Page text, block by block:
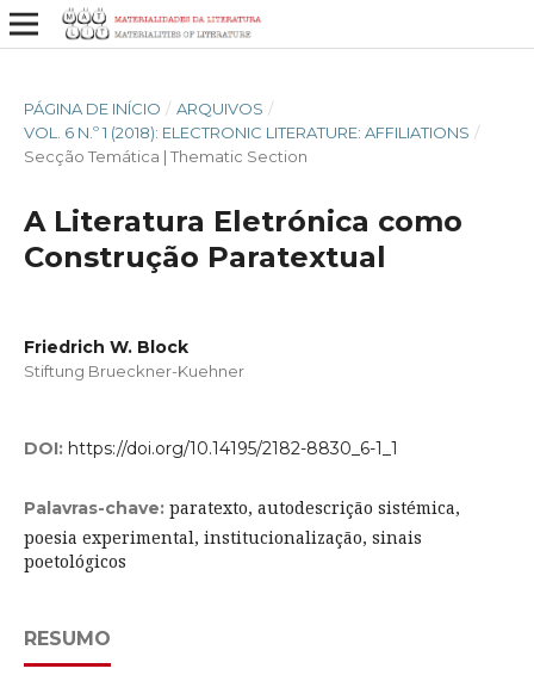
PÁGINA DE INÍCIO / ARQUIVOS /
VOL. 6 N.º 1 (2018): ELECTRONIC LITERATURE: AFFILIATIONS /
Secção Temática | Thematic Section
A Literatura Eletrónica como
Construção Paratextual
Friedrich W. Block
Stiftung Brueckner-Kuehner
DOI: https://doi.org/10.14195/2182-8830_6-1_1
Palavras-chave: paratexto, autodescrição sistémica,
poesia experimental, institucionalização, sinais
poetológicos
RESUMO